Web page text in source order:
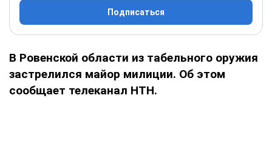
Подписаться
В Ровенской области из табельного оружия
застрелился майор милиции. Об этом
сообщает телеканал НТН.